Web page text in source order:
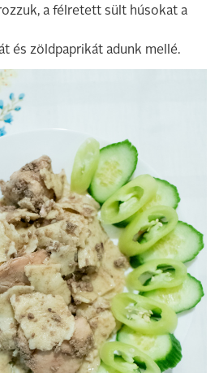
a félretett sült húsokat a
és zöldpaprikát adunk mellé.